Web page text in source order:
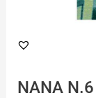
NANA N.6